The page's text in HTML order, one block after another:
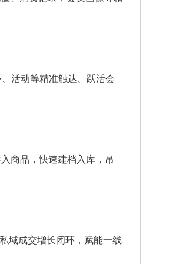
活动等精准触达、跃活会
商品，快速建档入库，吊
域成交增长闭环，赋能一线